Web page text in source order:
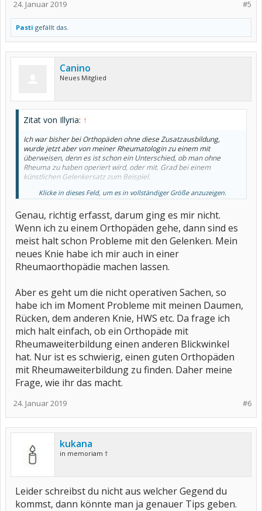
#5
24. Januar 2019
Pasti gefällt das.
Canino
Neues Mitglied
Zitat von Illyria: ↑
Ich war bisher bei Orthopäden ohne diese Zusatzausbildung,
wurde jetzt aber von meiner Rheumatologin zu einem mit
überweisen, denn es ist schon ein Unterschied, ob man ohne
Rheuma zu haben operiert wird, oder mit. Grad bei einem
künstlichen Gelenkersatz zum Beispiel.
Bei einem gebrochenen Bein ist es eher egal, aber ich glaube,
Klicke in dieses Feld, um es in vollständiger Größe anzuzeigen.
Genau, richtig erfasst, darum ging es mir nicht.
Wenn ich zu einem Orthopäden gehe, dann sind es
meist halt schon Probleme mit den Gelenken. Mein
neues Knie habe ich mir auch in einer
Rheumaorthopädie machen lassen.
Aber es geht um die nicht operativen Sachen, so
habe ich im Moment Probleme mit meinen Daumen,
Rücken, dem anderen Knie, HWS etc. Da frage ich
mich halt einfach, ob ein Orthopäde mit
Rheumaweiterbildung einen anderen Blickwinkel
hat. Nur ist es schwierig, einen guten Orthopäden
mit Rheumaweiterbildung zu finden. Daher meine
Frage, wie ihr das macht.
#6
24. Januar 2019
kukana
in memoriam †
Leider schreibst du nicht aus welcher Gegend du
kommst, dann könnte man ja genauer Tips geben.